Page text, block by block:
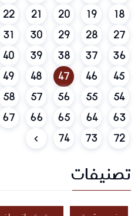
18
19
20
21
22
27
28
29
30
31
36
37
38
39
40
45
46
47
48
49
54
55
56
57
58
63
64
65
66
67
72
73
74
تصنيفات